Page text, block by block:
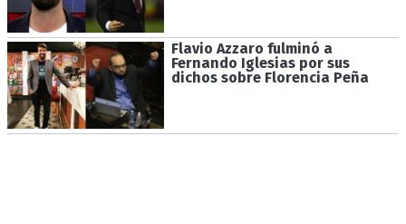
Flavio Azzaro fulminó a
Fernando Iglesias por sus
dichos sobre Florencia Peña